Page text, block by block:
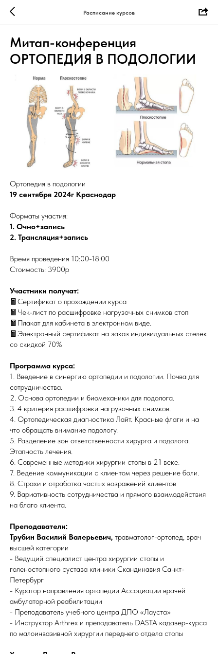
Расписание курсов
Митап-конференция
ОРТОПЕДИЯ В ПОДОЛОГИИ
Ортопедия в подологии
19 сентября 2024г Краснодар
Форматы участия:
1. Очно+запись
2. Трансляция+запись
Время проведения 10:00-18:00
Стоимость: 3900р
Участники получат:
🧧Сертификат о прохождении курса
🧧Чек-лист по расшифровке нагрузочных снимков стоп
🧧Плакат для кабинета в электронном виде.
🧧Электронный сертификат на заказ индивидуальных стелек
со скидкой 70%
Программа курса:
1. Введение в синергию ортопедии и подологии. Почва для
сотрудничества.
2. ⁠Основа ортопедии и биомеханики для подолога.
3. ⁠4 критерия расшифровки нагрузочных снимков.
4. ⁠Ортопедическая диагностика Лайт. Красные флаги и на
что обращать внимание подологу.
5. ⁠Разделение зон ответственности хирурга и подолога.
Этапность лечения.
6. ⁠Современные методики хирургии стопы в 21 веке.
7. Ведение коммуникации с клиентом через решение боли.
8. ⁠Страхи и отработка частых возражений клиентов
9. ⁠Вариативность сотрудничества и прямого взаимодействия
на благо клиента.
Преподаватели:
Трубин Василий Валерьевич, травматолог-ортопед, врач
высшей категории
- Ведущий специалист центра хирургии стопы и
голеностопного сустава клиники Скандинавия Санкт-
Петербург
- Куратор направления ортопедии Ассоциации врачей
амбулаторной реабилитации
- Преподаватель учебного центра ДПО «Лауста»
- Инструктор Arthrex и преподаватель DASTA кадавер-курса
по малоинвазивной хирургии переднего отдела стопы